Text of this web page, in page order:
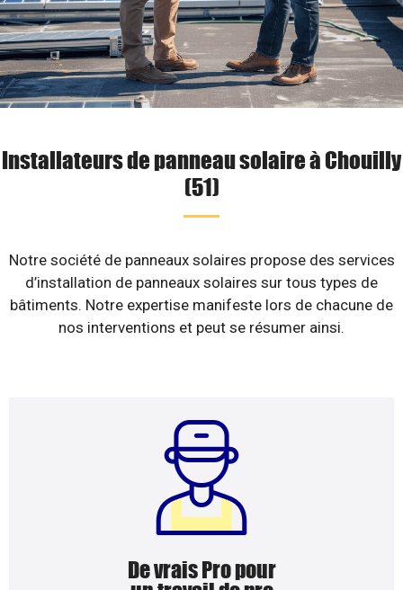
Installateurs de panneau solaire à Chouilly
(51)
Notre société de panneaux solaires propose des services
d’installation de panneaux solaires sur tous types de
bâtiments. Notre expertise manifeste lors de chacune de
nos interventions et peut se résumer ainsi.
De vrais Pro pour